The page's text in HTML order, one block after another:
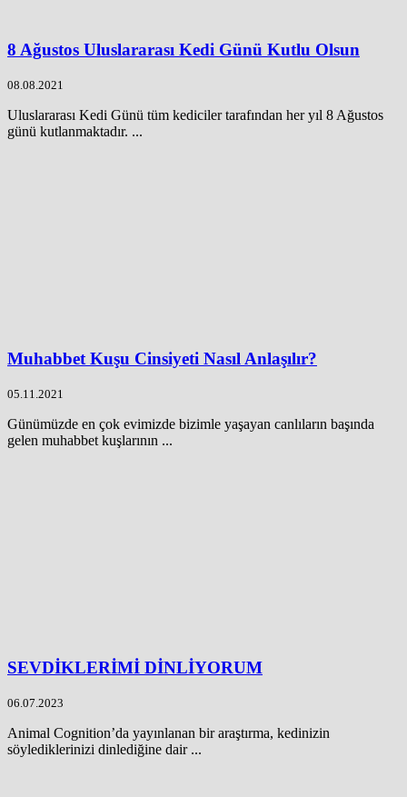
8 Ağustos Uluslararası Kedi Günü Kutlu Olsun
08.08.2021
Uluslararası Kedi Günü tüm kediciler tarafından her yıl 8 Ağustos
günü kutlanmaktadır. ...
Muhabbet Kuşu Cinsiyeti Nasıl Anlaşılır?
05.11.2021
Günümüzde en çok evimizde bizimle yaşayan canlıların başında
gelen muhabbet kuşlarının ...
SEVDİKLERİMİ DİNLİYORUM
06.07.2023
Animal Cognition’da yayınlanan bir araştırma, kedinizin
söylediklerinizi dinlediğine dair ...